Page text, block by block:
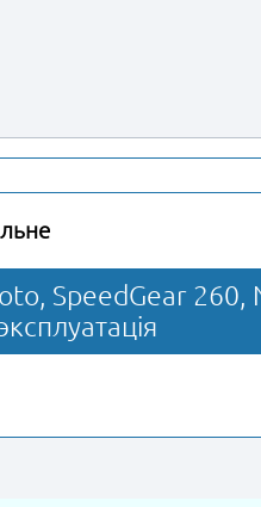
SpeedGear 260,